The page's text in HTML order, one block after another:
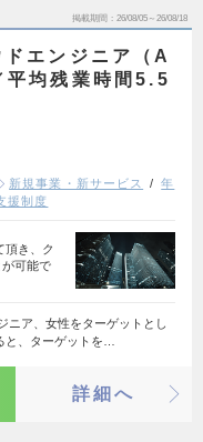
掲載期間 26/08/05～26/08/18
ドエンジニア（A
均残業時間5.5
新規事業・新サービス
年
援制度
頂き、ク
可能で
ニア、女性をターゲットとし
と、ターゲットを…
詳細へ